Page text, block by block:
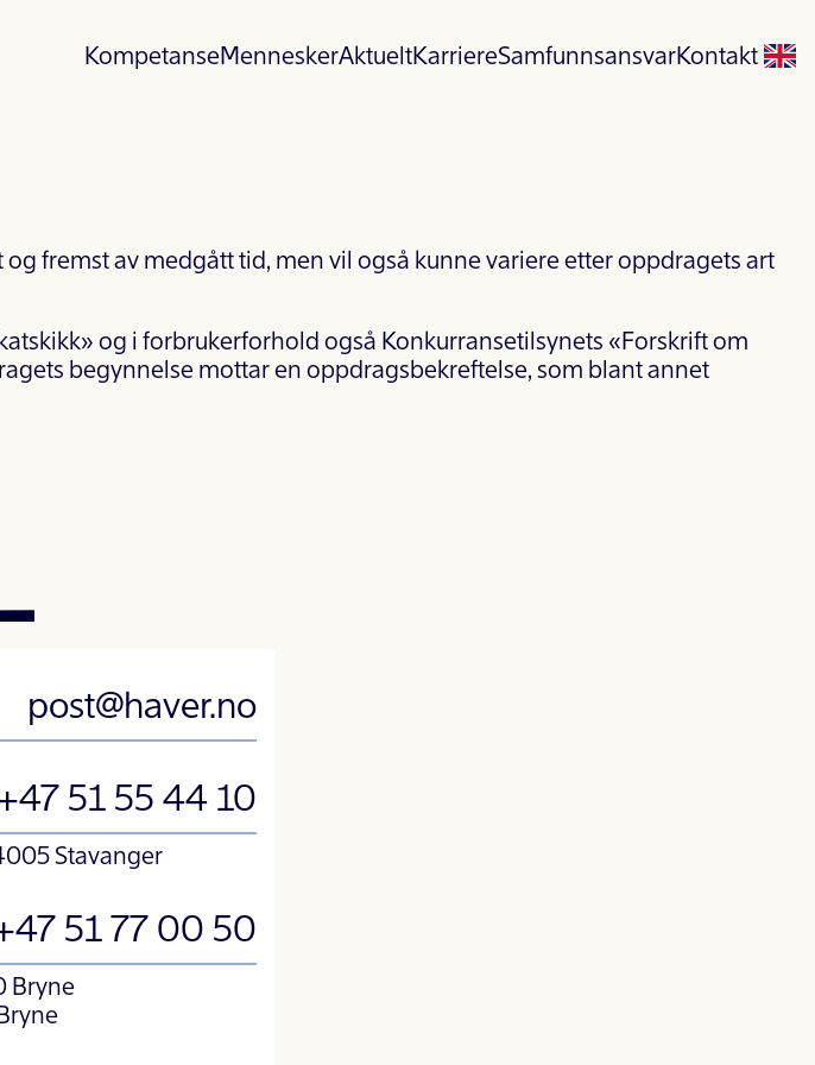
KompetanseMenneskerAktueltKarriereSamfunnsansvarKontakt
fremst av medgått tid, men vil også kunne variere etter oppdragets art
og i forbrukerforhold også Konkurransetilsynets «Forskrift om
begynnelse mottar en oppdragsbekreftelse, som blant annet
post@haver.no
51 55 44 10
Stavanger
51 77 00 50
Bryne